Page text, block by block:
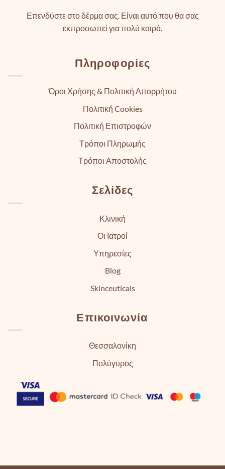
Επενδύστε στο δέρμα σας. Είναι αυτό που θα σας
εκπροσωπεί για πολύ καιρό.
Πληροφορίες
Όροι Χρήσης & Πολιτική Απορρήτου
Πολιτική Cookies
Πολιτική Επιστροφών
Τρόποι Πληρωμής
Τρόποι Αποστολής
Σελίδες
Κλινική
Οι Ιατροί
Υπηρεσίες
Blog
Skinceuticals
Επικοινωνία
Θεσσαλονίκη
Πολύγυρος